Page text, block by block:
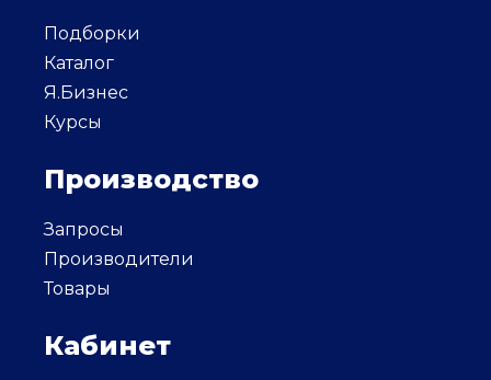
Подборки
Каталог
Я.Бизнес
Курсы
Производство
Запросы
Производители
Товары
Кабинет